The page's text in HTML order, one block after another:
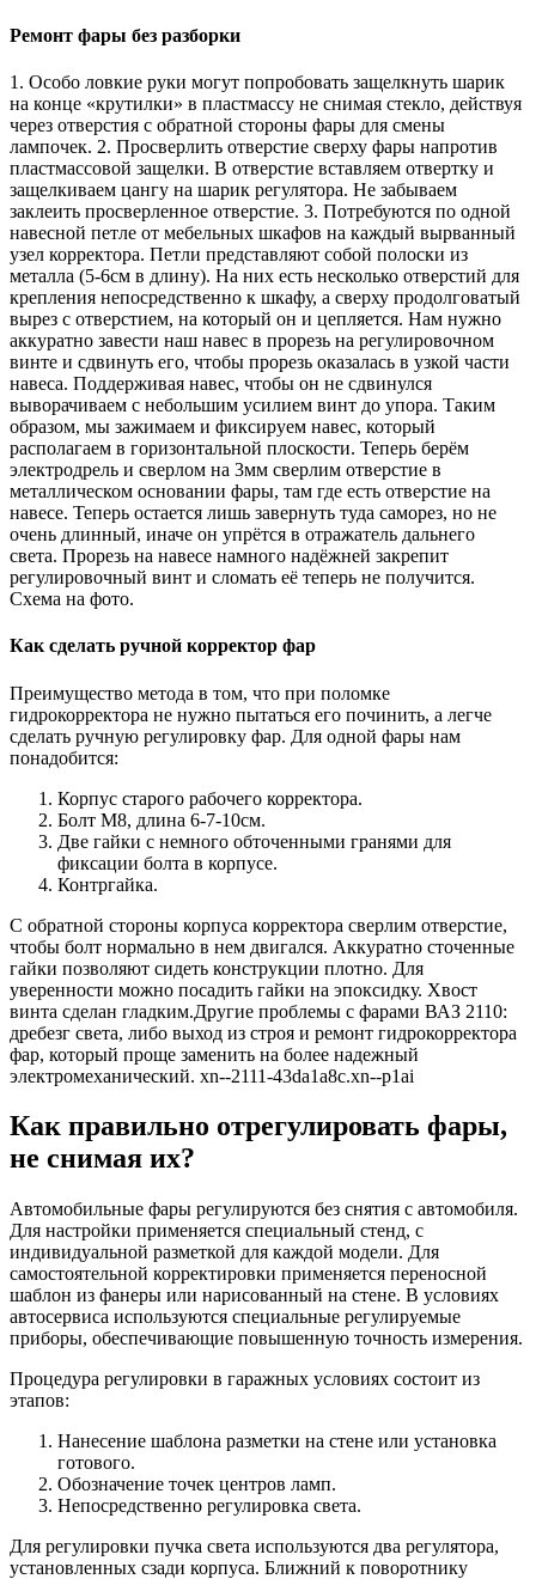
Ремонт фары без разборки
1. Особо ловкие руки могут попробовать защелкнуть шарик
на конце «крутилки» в пластмассу не снимая стекло, действуя
через отверстия с обратной стороны фары для смены
лампочек. 2. Просверлить отверстие сверху фары напротив
пластмассовой защелки. В отверстие вставляем отвертку и
защелкиваем цангу на шарик регулятора. Не забываем
заклеить просверленное отверстие. 3. Потребуются по одной
навесной петле от мебельных шкафов на каждый вырванный
узел корректора. Петли представляют собой полоски из
металла (5-6см в длину). На них есть несколько отверстий для
крепления непосредственно к шкафу, а сверху продолговатый
вырез с отверстием, на который он и цепляется. Нам нужно
аккуратно завести наш навес в прорезь на регулировочном
винте и сдвинуть его, чтобы прорезь оказалась в узкой части
навеса. Поддерживая навес, чтобы он не сдвинулся
выворачиваем с небольшим усилием винт до упора. Таким
образом, мы зажимаем и фиксируем навес, который
располагаем в горизонтальной плоскости. Теперь берём
электродрель и сверлом на 3мм сверлим отверстие в
металлическом основании фары, там где есть отверстие на
навесе. Теперь остается лишь завернуть туда саморез, но не
очень длинный, иначе он упрётся в отражатель дальнего
света. Прорезь на навесе намного надёжней закрепит
регулировочный винт и сломать её теперь не получится.
Схема на фото.
Как сделать ручной корректор фар
Преимущество метода в том, что при поломке
гидрокорректора не нужно пытаться его починить, а легче
сделать ручную регулировку фар. Для одной фары нам
понадобится:
Корпус старого рабочего корректора.
Болт М8, длина 6-7-10см.
Две гайки с немного обточенными гранями для
фиксации болта в корпусе.
Контргайка.
С обратной стороны корпуса корректора сверлим отверстие,
чтобы болт нормально в нем двигался. Аккуратно сточенные
гайки позволяют сидеть конструкции плотно. Для
уверенности можно посадить гайки на эпоксидку. Хвост
винта сделан гладким.Другие проблемы с фарами ВАЗ 2110:
дребезг света, либо выход из строя и ремонт гидрокорректора
фар, который проще заменить на более надежный
электромеханический. xn--2111-43da1a8c.xn--p1ai
Как правильно отрегулировать фары,
не снимая их?
Автомобильные фары регулируются без снятия с автомобиля.
Для настройки применяется специальный стенд, с
индивидуальной разметкой для каждой модели. Для
самостоятельной корректировки применяется переносной
шаблон из фанеры или нарисованный на стене. В условиях
автосервиса используются специальные регулируемые
приборы, обеспечивающие повышенную точность измерения.
Процедура регулировки в гаражных условиях состоит из
этапов:
Нанесение шаблона разметки на стене или установка
готового.
Обозначение точек центров ламп.
Непосредственно регулировка света.
Для регулировки пучка света используются два регулятора,
установленных сзади корпуса. Ближний к поворотнику